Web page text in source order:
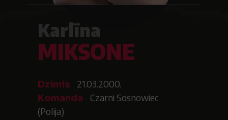
Karlīna
MIKSONE
Dzimis 21.03.2000.
Komanda
Czarni Sosnowiec
(Polija)